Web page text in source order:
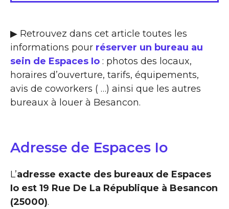
▶ Retrouvez dans cet article toutes les
informations pour réserver un bureau au
sein de Espaces Io : photos des locaux,
horaires d’ouverture, tarifs, équipements,
avis de coworkers ( …) ainsi que les autres
bureaux à louer à Besancon.
Adresse de Espaces Io
L’adresse exacte des bureaux de Espaces
Io est 19 Rue De La République à Besancon
(25000).